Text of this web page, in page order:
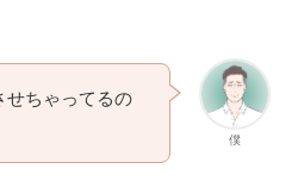
僕
せちゃってるの